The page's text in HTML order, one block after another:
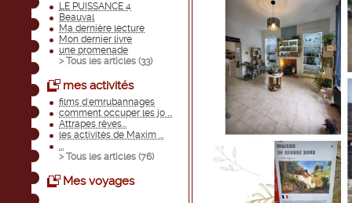
LE PUISSANCE 4
Beauval
Ma dernière lecture
Mon dernier livre
une promenade
> Tous les articles (33)
mes activités
films d'emrubannages
comment occuper les jo ...
Attrapes rêves...
les activités de Maxim ...
...
> Tous les articles (76)
Mes voyages